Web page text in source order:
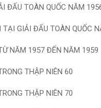
ĐẤU TOÀN QUỐC NĂM
GIẢI ĐẤU TOÀN QUỐC
NĂM 1957 ĐẾN NĂM 1959
THẬP NIÊN 60
THẬP NIÊN 70